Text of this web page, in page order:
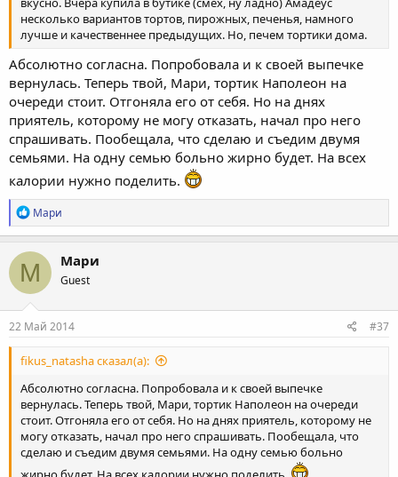
несколько вариантов тортов, пирожных, печенья, намного
лучше и качественнее предыдущих. Но, печем тортики дома.
Абсолютно согласна. Попробовала и к своей выпечке
вернулась. Теперь твой, Мари, тортик Наполеон на
очереди стоит. Отгоняла его от себя. Но на днях
приятель, которому не могу отказать, начал про него
спрашивать. Пообещала, что сделаю и съедим двумя
семьями. На одну семью больно жирно будет. На всех
калории нужно поделить.
Р
е
а
к
ц
и
и
:
Мари
М Мари
Guest
22 Май 2014 #37
fikus_natasha сказал(а):
Абсолютно согласна. Попробовала и к своей выпечке
вернулась. Теперь твой, Мари, тортик Наполеон на очереди
стоит. Отгоняла его от себя. Но на днях приятель, которому не
могу отказать, начал про него спрашивать. Пообещала, что
сделаю и съедим двумя семьями. На одну семью больно